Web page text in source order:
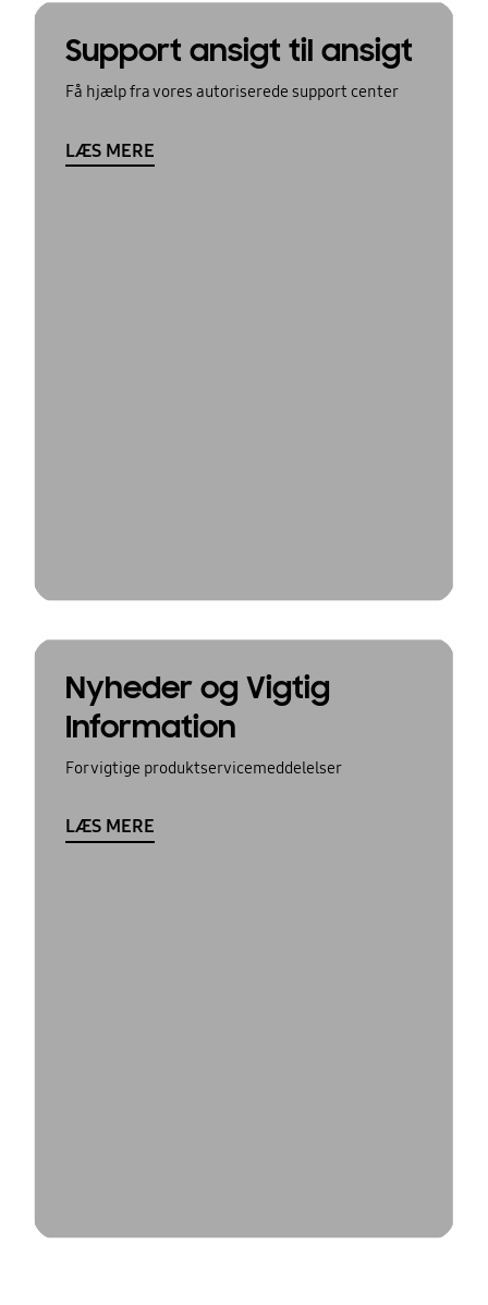
Support ansigt til ansigt
Få hjælp fra vores autoriserede support center
LÆS MERE
Nyheder og Vigtig
Information
For vigtige produktservicemeddelelser
LÆS MERE